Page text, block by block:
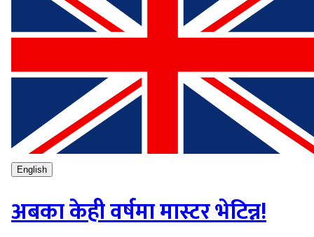
English
अबका केही वर्षमा मास्टर भेटिन्न!